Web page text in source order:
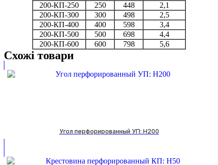
200-КП-250
250 448
2,1
200-КП-300
300 498
2,5
200-КП-400
400 598
3,4
200-КП-500
500 698
4,4
200-КП-600
600 798 5,6
Схожі товари
Угол перфорированный УП: H200